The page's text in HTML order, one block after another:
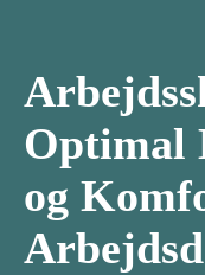
Optimal
og